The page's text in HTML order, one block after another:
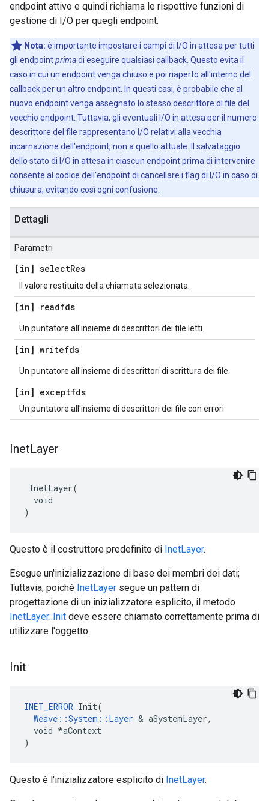
endpoint attivo e quindi richiama le rispettive funzioni di
gestione di I/O per quegli endpoint.
Nota: è importante impostare i campi di I/O in attesa per tutti
gli endpointprimadi eseguire qualsiasi callback. Questo evita il
caso in cui un endpoint venga chiuso e poi riaperto all'interno del
callback per un altro endpoint. In questi casi, è probabile che al
nuovo endpoint venga assegnato lo stesso descrittore di file del
vecchio endpoint. Tuttavia, gli eventuali I/O in attesa per il numero
descrittore del file rappresentano I/O relativi alla vecchia
incarnazione dell'endpoint, non a quello attuale. Il salvataggio
dello stato di I/O in attesa in ciascun endpoint prima di intervenire
consente al codice dell'endpoint di cancellare i flag di I/O in caso di
chiusura, evitando così ogni confusione.
Dettagli
Parametri
[in] selectRes
Il valore restituito della chiamata selezionata.
[in] readfds
Un puntatore all'insieme di descrittori dei file letti.
[in] writefds
Un puntatore all'insieme di descrittori di scrittura dei file.
[in] exceptfds
Un puntatore all'insieme di descrittori dei file con errori.
InetLayer
InetLayer(
  void
)
Questo è il costruttore predefinito di InetLayer.
Esegue un'inizializzazione di base dei membri dei dati;
Tuttavia, poiché InetLayer segue un pattern di
progettazione di un inizializzatore esplicito, il metodo
InetLayer::Init deve essere chiamato correttamente prima di
utilizzare l'oggetto.
Init
INET_ERROR Init(
Weave::System::Layer & aSystemLayer,
  void *aContext
)
Questo è l'inizializzatore esplicito di InetLayer.